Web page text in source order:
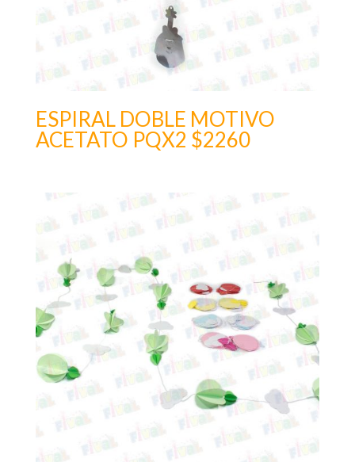
ESPIRAL DOBLE MOTIVO
ACETATO PQX2 $2260